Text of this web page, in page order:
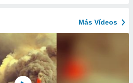
Más Vídeos